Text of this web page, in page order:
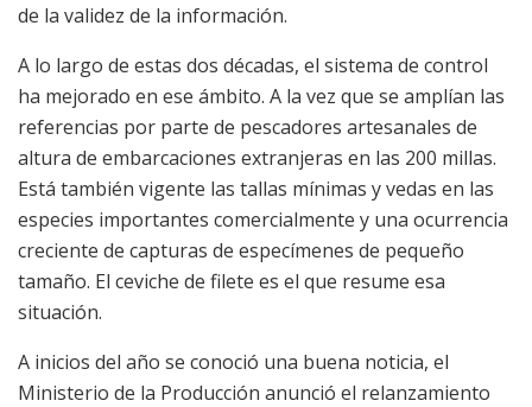
de la validez de la información.
A lo largo de estas dos décadas, el sistema de control
ha mejorado en ese ámbito. A la vez que se amplían las
referencias por parte de pescadores artesanales de
altura de embarcaciones extranjeras en las 200 millas.
Está también vigente las tallas mínimas y vedas en las
especies importantes comercialmente y una ocurrencia
creciente de capturas de especímenes de pequeño
tamaño. El ceviche de filete es el que resume esa
situación.
A inicios del año se conoció una buena noticia, el
Ministerio de la Producción anunció el relanzamiento